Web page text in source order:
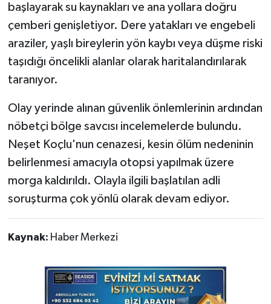
başlayarak su kaynakları ve ana yollara doğru
çemberi genişletiyor. Dere yatakları ve engebeli
araziler, yaşlı bireylerin yön kaybı veya düşme riski
taşıdığı öncelikli alanlar olarak haritalandırılarak
taranıyor.
Olay yerinde alınan güvenlik önlemlerinin ardından
nöbetçi bölge savcısı incelemelerde bulundu.
Neşet Koçlu'nun cenazesi, kesin ölüm nedeninin
belirlenmesi amacıyla otopsi yapılmak üzere
morga kaldırıldı. Olayla ilgili başlatılan adli
soruşturma çok yönlü olarak devam ediyor.
Kaynak: Haber Merkezi